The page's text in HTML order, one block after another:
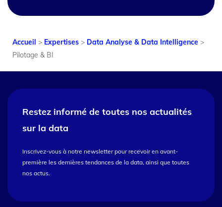
Accueil > Expertises > Data Analyse & Data Intelligence >
Pilotage & BI
Restez informé de toutes nos actualités
sur la data
Inscrivez-vous à notre newsletter pour recevoir en avant-
première les dernières tendances de la data, ainsi que toutes
nos actus.